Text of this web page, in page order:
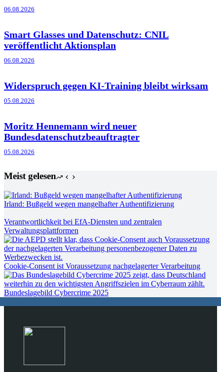
06.08.2026
Smart Glasses und Datenschutz: CNIL
veröffentlicht Aktionsplan
06.08.2026
Widerspruch gegen KI-Training bleibt wirksam
05.08.2026
Moritz Hennemann wird neuer
Bundesdatenschutzbeauftragter
05.08.2026
Meist gelesen
Irland: Bußgeld wegen mangelhafter Authentifizierung
Verantwortlichkeit bei EfA-Diensten und zentralen
Verwaltungsplattformen
Cookie-Consent ist Voraussetzung nachgelagerter Verarbeitung
Bundeslagebild Cybercrime 2025